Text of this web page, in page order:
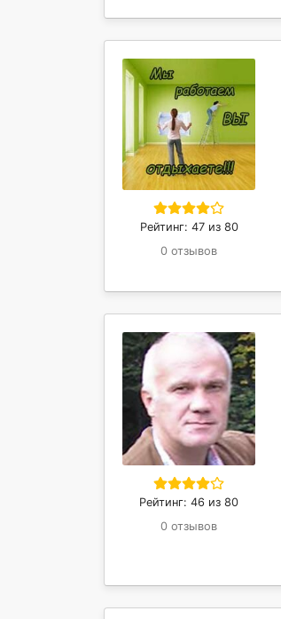
Рейтинг: 47 из 80
0 отзывов
Рейтинг: 46 из 80
0 отзывов